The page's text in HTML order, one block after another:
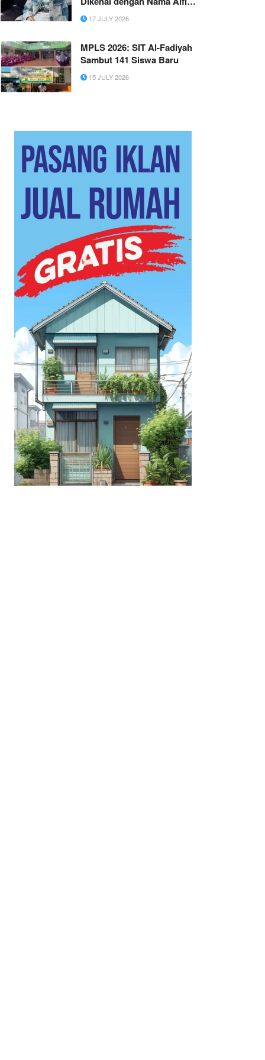
Yete17 JULY 2026
MPLS 2026: SIT Al-Fadiyah
Sambut 141 Siswa Baru
15 JULY 2026